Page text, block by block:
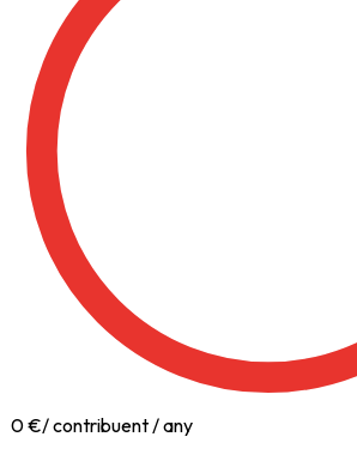
0€/ contribuent / any